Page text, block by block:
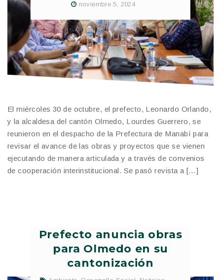
noviembre 5, 2024
El miércoles 30 de octubre, el prefecto, Leonardo Orlando,
y la alcaldesa del cantón Olmedo, Lourdes Guerrero, se
reunieron en el despacho de la Prefectura de Manabí para
revisar el avance de las obras y proyectos que se vienen
ejecutando de manera articulada y a través de convenios
de cooperación interinstitucional. Se pasó revista a […]
Prefecto anuncia obras
para Olmedo en su
cantonización